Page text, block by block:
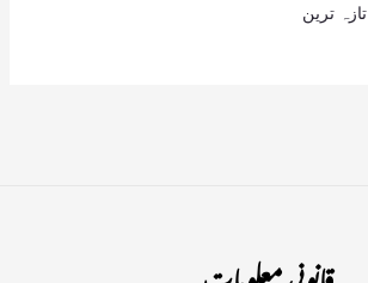
تازہ ترین